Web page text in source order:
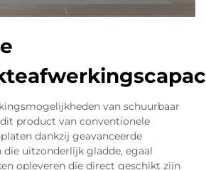
van schuurbaar
product van conventionele
dankzij geavanceerde
uitzonderlijk gladde, egaal
opleveren die direct geschikt zijn